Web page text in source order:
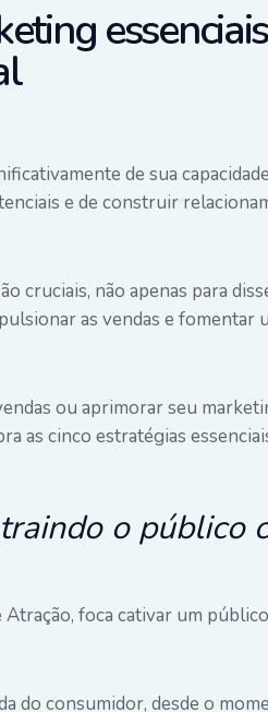
de sua
e de construir
cruciais, não apenas para
as vendas e fomentar
ou aprimorar seu
as cinco estratégias
o público
foca cativar um
do consumidor, desde o